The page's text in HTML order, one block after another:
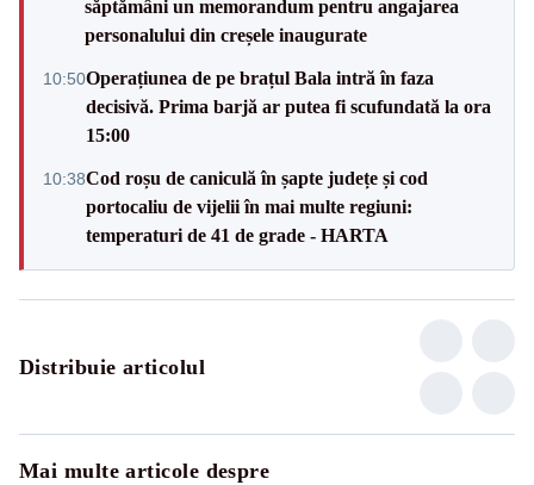
săptămâni un memorandum pentru angajarea
personalului din creșele inaugurate
10:50Operațiunea de pe brațul Bala intră în faza
decisivă. Prima barjă ar putea fi scufundată la ora
15:00
10:38Cod roșu de caniculă în șapte județe și cod
portocaliu de vijelii în mai multe regiuni:
temperaturi de 41 de grade - HARTA
Distribuie articolul
Mai multe articole despre